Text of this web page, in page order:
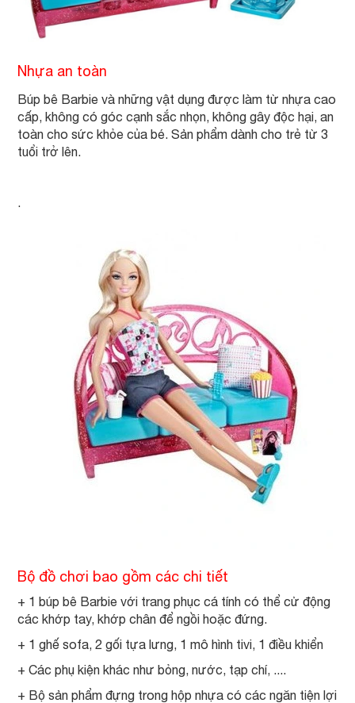
Nhựa an toàn
Búp bê Barbie và những vật dụng được làm từ nhựa cao
cấp, không có góc cạnh sắc nhọn, không gây độc hại, an
toàn cho sức khỏe của bé. Sản phẩm dành cho trẻ từ 3
tuổi trở lên.
Bộ đồ chơi bao gồm các chi tiết
+ 1 búp bê Barbie với trang phục cá tính có thể cử động
các khớp tay, khớp chân để ngồi hoặc đứng.
+ 1 ghế sofa, 2 gối tựa lưng, 1 mô hình tivi, 1 điều khiển
+ Các phụ kiện khác như bỏng, nước, tạp chí, ....
+ Bộ sản phẩm đựng trong hộp nhựa có các ngăn tiện lợi